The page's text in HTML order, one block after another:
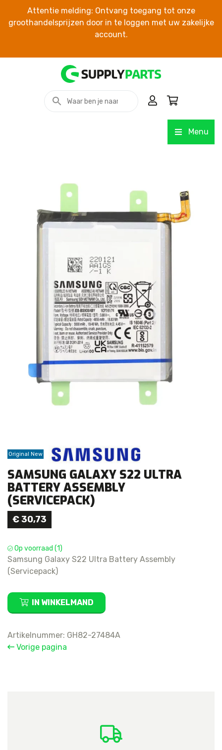
Attentie melding: Ontvang toegang tot onze
groothandelsprijzen door in te loggen met uw zakelijke
account.
Menu
Original New
SAMSUNG GALAXY S22 ULTRA
BATTERY ASSEMBLY
(SERVICEPACK)
€30,73
Op voorraad (1)
Samsung Galaxy S22 Ultra Battery Assembly
(Servicepack)
Samsung
Galaxy
Ultra
Battery
IN WINKELMAND
Artikelnummer: GH82-27484A
Vorige pagina